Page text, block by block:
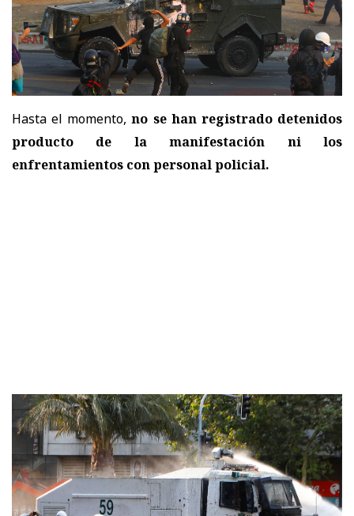
Hasta el momento,no se han registrado detenidos
producto de la manifestación ni los
enfrentamientos con personal policial.